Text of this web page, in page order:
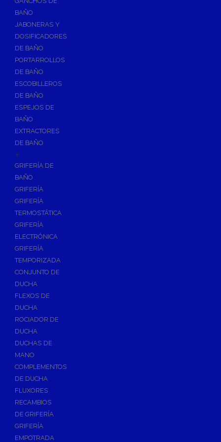
Accesorios y Grupos Contra Incendios
Calderas y estufas de biomasa
Sistemas de Energía Solar Térmica
Estructuras de soporte
Sistemas de Aerotermia
Sistemas de Energía Solar Fotovoltaica
Paneles
Inversores
Baterías
Estructuras
Fontanería
Aislamientos para Tuberías
Accesorios para Instalación de Gas
Válvulas para Gas
Accesorios y Repuestos de Gas
Baterias y Contadores
Bombas
Bombas Sumergibles
Bombas de Drenaje y Residual
Bombas de Superficies Horizontal y Vertical
Desagües
Válvulas de Desagüe
Válvulas para Platos de Ducha y Bañeras
Sifones
Sumideros y Botes Sifónicos
Accesorios para Desagüe
Flotadores y Boyas
BAÑO
JABONERAS Y
DOSIFICADORES
DE BAÑO
PORTARROLLOS
DE BAÑO
ESCOBILLEROS
DE BAÑO
ESPEJOS DE
BAÑO
EXTRACTORES
DE BAÑO
+
GRIFERÍA DE
BAÑO
GRIFERÍA
GRIFERÍA
TERMOSTÁTICA
GRIFERÍA
ELECTRÓNICA
GRIFERÍA
TEMPORIZADA
CONJUNTO DE
DUCHA
FLEXOS DE
DUCHA
ROCIADOR DE
DUCHA
DUCHAS DE
MANO
COMPLEMENTOS
DE DUCHA
FLUXORES
RECAMBIOS
DE GRIFERÍA
GRIFERÍA
EMPOTRADA